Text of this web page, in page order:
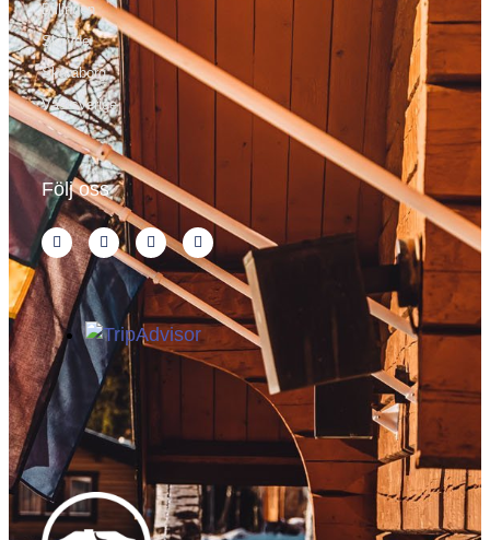
Billingen
Skövde
Skaraborg
Västsverige
Följ oss